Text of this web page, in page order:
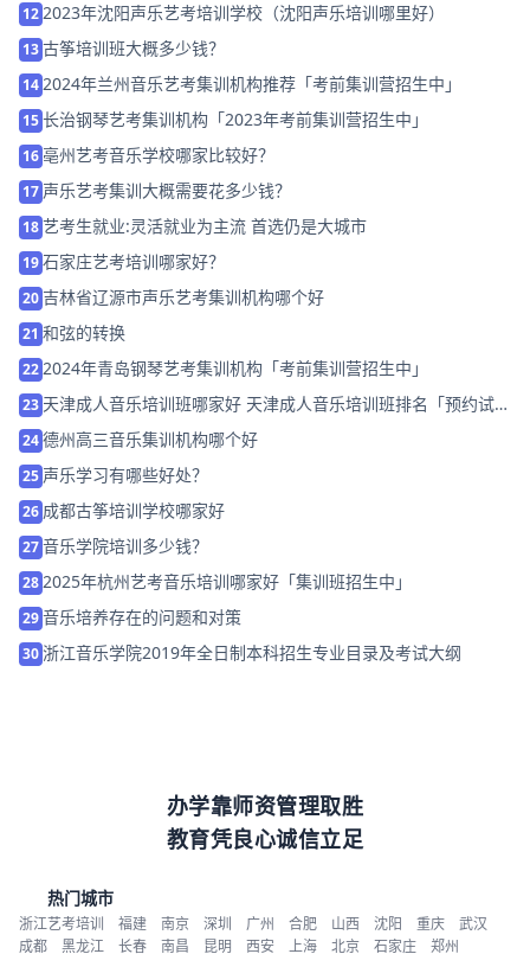
122023年沈阳声乐艺考培训学校（沈阳声乐培训哪里好）
13古筝培训班大概多少钱？
142024年兰州音乐艺考集训机构推荐「考前集训营招生中」
15长治钢琴艺考集训机构「2023年考前集训营招生中」
16 亳州艺考音乐学校哪家比较好？
17 声乐艺考集训大概需要花多少钱？
18艺考生就业:灵活就业为主流 首选仍是大城市
19石家庄艺考培训哪家好？
20 吉林省辽源市声乐艺考集训机构哪个好
21 和弦的转换
222024年青岛钢琴艺考集训机构「考前集训营招生中」
23 天津成人音乐培训班哪家好 天津成人音乐培训班排名「预约试
听」
24德州高三音乐集训机构哪个好
25 声乐学习有哪些好处？
26 成都古筝培训学校哪家好
27音乐学院培训多少钱？
282025年杭州艺考音乐培训哪家好「集训班招生中」
29音乐培养存在的问题和对策
30浙江音乐学院2019年全日制本科招生专业目录及考试大纲
办学靠师资管理取胜
教育凭良心诚信立足
热门城市
浙江艺考培训 福建 南京 深圳 广州 合肥 山西 沈阳 重庆
武汉
成都
黑龙江 长春 南昌 昆明 西安 上海 北京 石家庄
郑州